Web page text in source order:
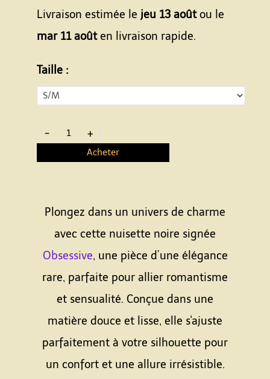
Livraison estimée le jeu 13 aoûtou le
mar 11 aoûten livraison rapide.
Taille :
- +
Acheter
Plongez dans un univers de charme
avec cette nuisette noire signée
Obsessive, une pièce d’une élégance
rare, parfaite pour allier romantisme
et sensualité. Conçue dans une
matière douce et lisse, elle s'ajuste
parfaitement à votre silhouette pour
un confort et une allure irrésistible.